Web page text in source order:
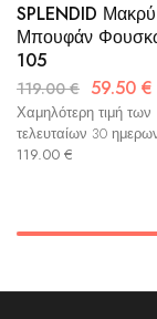
SPLENDID Μακρύ
Μπουφάν
105
119.00€ 59.50 €
Χαμηλότερη τιμή των
τελευταίων 30
119.00 €